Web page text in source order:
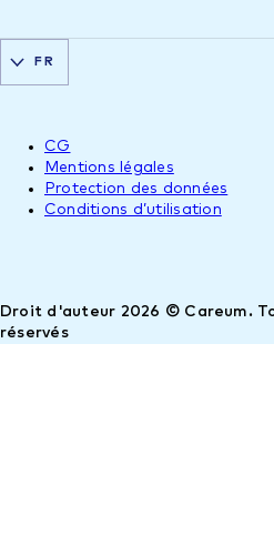
Droit d'auteur 2026 © Careum.
réservés
CG
Mentions légales
Protection des données
Conditions d’utilisation
FR